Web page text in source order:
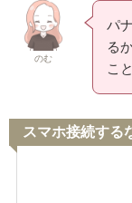
のむ
パ
る
こ
スマホ接続する